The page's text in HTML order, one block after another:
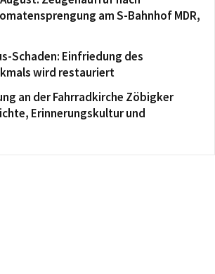
am S-Bahnhof MDR,
Schaden: Einfriedung des
wird restauriert
an der Fahrradkirche Zöbigker
Erinnerungskultur und